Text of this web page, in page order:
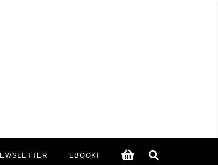
EBOOKI